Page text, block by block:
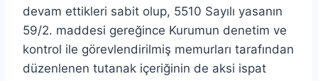
devam ettikleri sabit olup, 5510 Sayılı yasanın
59/2. maddesi gereğince Kurumun denetim ve
kontrol ile görevlendirilmiş memurları tarafından
düzenlenen tutanak içeriğinin de aksi ispat